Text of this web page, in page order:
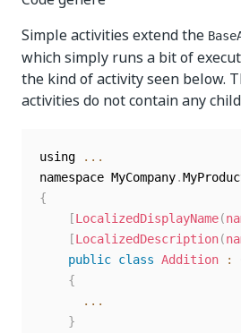
Simple activities extend the
which simply runs a bit of
the kind of activity seen below.
activities do not contain any
using
...
namespace MyCompany.
{
[LocalizedDisplayName(
[LocalizedDescription(
public class Addition :
{
...
}